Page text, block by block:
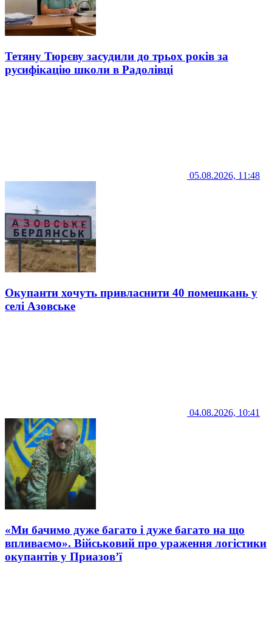
Тетяну Тюрєву засудили до трьох років за
русифікацію школи в Радолівці
05.08.2026, 11:48
Окупанти хочуть привласнити 40 помешкань у
селі Азовське
04.08.2026, 10:41
«Ми бачимо дуже багато і дуже багато на що
впливаємо». Військовий про ураження логістики
окупантів у Приазов’ї